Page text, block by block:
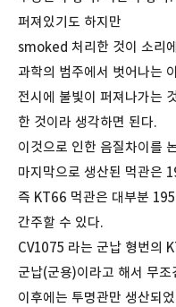
퍼져있기도 하지만
smoked 처리한 것이 소리
과학의 범주에서 벗어나는
전시에 불빛이 퍼져나가는
한 것이라 생각하면 된다.
이것으로 인한 음질차이를
마지막으로 생산된 먹관은
즉 KT66 먹관은 대부분
간주할 수 있다.
CV1075 라는 군납 형번의
군납(군용)이라고 해서 무
이후에는 투명관만 생산되